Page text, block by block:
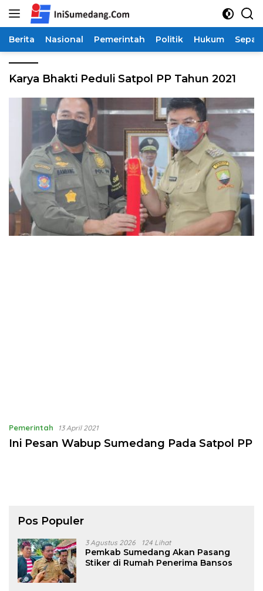
Langsung
Berita Nasional Pemerintah Politik Hukum
Karya Bhakti Peduli Satpol PP Tahun 2021
Pemerintah 13 April 2021
Ini Pesan Wabup Sumedang Pada Satpol PP
Pos Populer
3 Agustus 2026 124 Lihat
Pemkab Sumedang Akan Pasang
Stiker di Rumah Penerima Bansos